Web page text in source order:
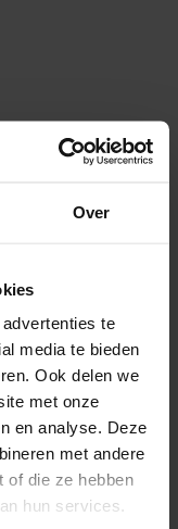
Over
te
media te bieden
Ook delen we
met onze
en analyse. Deze
met andere
of die ze hebben
hun services.
Op voorraad